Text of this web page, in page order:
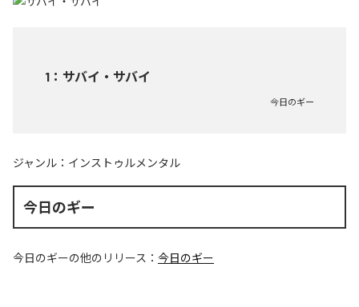
1 ： サバイ・サバイ
今日のギー
ジャンル： インストゥルメンタル
今日のギー
今日のギーの他のリリース： 今日のギー